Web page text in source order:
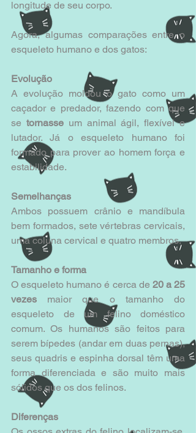
longitude de seu corpo.
Agora, algumas comparações entre o
esqueleto humano e dos gatos:
Evolução
A evolução moldou o gato como um
caçador e predador, fazendo com que
se tornasse um animal ágil, flexível e
lutador. Já o esqueleto humano foi
formado para prover ao homem força e
estabilidade.
Semelhanças
Ambos possuem crânio e mandíbula
bem formados, sete vértebras cervicais,
uma coluna cervical e quatro membros.
Tamanho e forma
O esqueleto humano é cerca de 20 a 25
vezes maior que o tamanho do
esqueleto de um felino doméstico
comum. Os humanos são feitos para
serem bípedes (andar em duas pernas),
seus quadris e espinha dorsal têm uma
forma diferenciada e são muito mais
sólidos que os dos felinos.
Diferenças